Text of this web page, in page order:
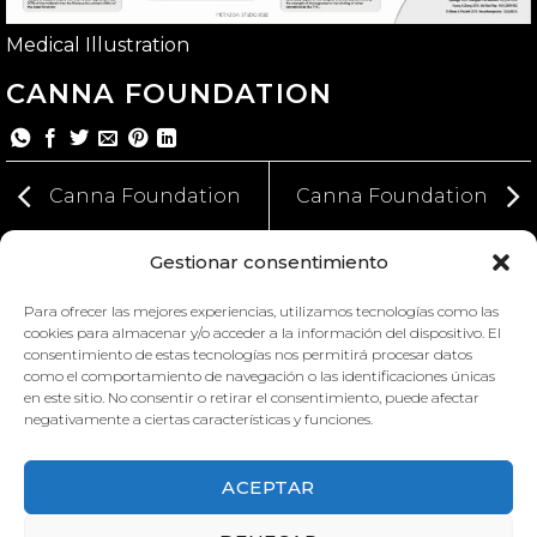
Gestionar consentimiento
Para ofrecer las mejores experiencias, utilizamos tecnologías como las
cookies para almacenar y/o acceder a la información del dispositivo. El
consentimiento de estas tecnologías nos permitirá procesar datos
como el comportamiento de navegación o las identificaciones únicas
en este sitio. No consentir o retirar el consentimiento, puede afectar
negativamente a ciertas características y funciones.
ACEPTAR
Medical Illustration
CANNA FOUNDATION
Canna Foundation Canna Foundation
CANNA FOUNDATION